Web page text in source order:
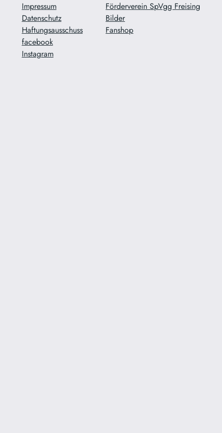
Impressum
Datenschutz
Haftungsausschuss
Förderverein SpVgg Freising
Bilder
Fanshop
facebook
Instagram